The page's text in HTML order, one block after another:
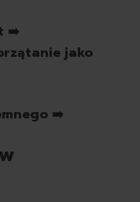
do butów
zamszowe
➡️
jako
➡️